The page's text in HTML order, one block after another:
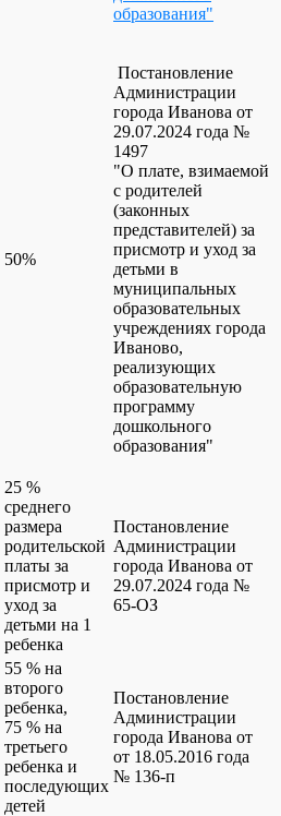
образования"
50%
Постановление
Администрации
города Иванова от
29.07.2024 года №
1497
"О плате, взимаемой
с родителей
(законных
представителей) за
присмотр и уход за
детьми в
муниципальных
образовательных
учреждениях города
Иваново,
реализующих
образовательную
программу
дошкольного
образования"
25 %
среднего
размера
родительской
платы за
присмотр и
уход за
детьми на 1
ребенка
Постановление
Администрации
города Иванова от
29.07.2024 года №
65-ОЗ
55 % на
второго
ребенка,
75 % на
третьего
ребенка и
последующих
детей
Постановление
Администрации
города Иванова от
от 18.05.2016 года
№ 136-п